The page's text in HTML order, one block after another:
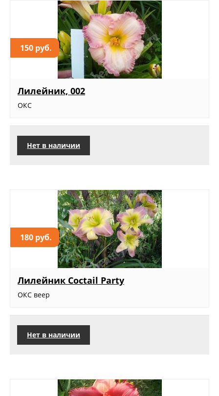
150 руб.
Лилейник, 002
ОКС
Нет в наличии
180 руб.
Лилейник Coctail Party
ОКС веер
Нет в наличии